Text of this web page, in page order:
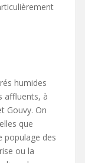
humides
affluents, à
Gouvy. On
que
populage des
ou la